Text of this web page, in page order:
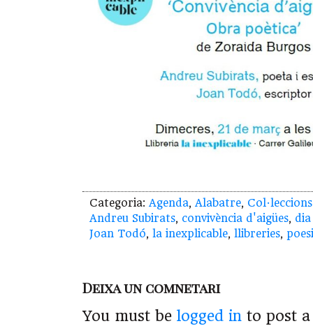
Categoria: Agenda, Alabatre, Col·leccions
Andreu Subirats, convivència d'aigües,
Joan Todó, la inexplicable, llibreries,
Deixa un comnetari
You must be logged in to post